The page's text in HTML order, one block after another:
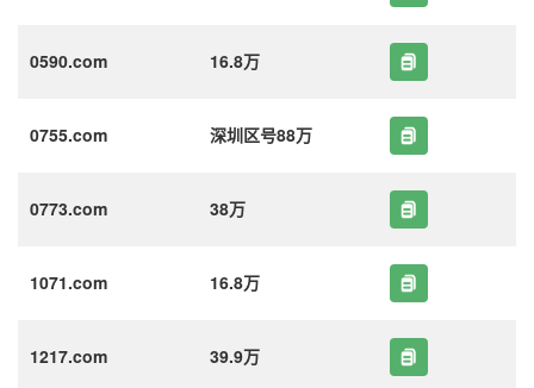
0590.com 16.8万
0755.com 深圳区号88万
0773.com 38万
1071.com 16.8万
1217.com 39.9万